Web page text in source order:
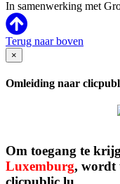
In samenwerking met
Terug naar boven
×
Omleiding naar
Om toegang te
Luxemburg, wordt